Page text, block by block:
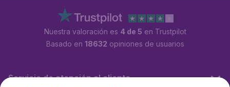
Nuestra valoración es 4 de 5 en Trustpilot
Basado en 18632 opiniones de usuarios
Servicio de atención al cliente